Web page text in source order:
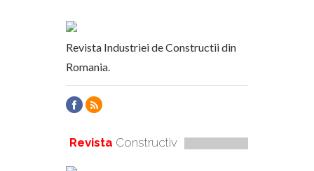
Revista Industriei de Constructii din
Romania.
Revista Constructiv